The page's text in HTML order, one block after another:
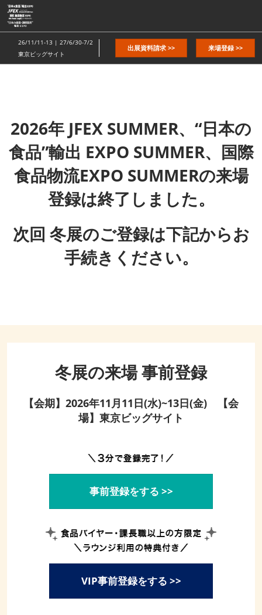
ス
キ
ッ
し
26/11/11-13 | 27/6/30-7/2
東京ビッグサイト
出展資料請求 >> 来場登録 >>
2026年 JFEX SUMMER、“日本の
食品”輸出 EXPO SUMMER、国際
食品物流EXPO SUMMERの来場
登録は終了しました。
次回 冬展のご登録は下記からお
手続きください。
冬展の来場 事前登録
【会期】2026年11月11日(水)~13日(金) 【会
場】東京ビッグサイト
事前登録をする >>
VIP事前登録をする >>